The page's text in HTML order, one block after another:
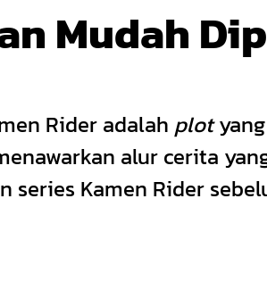
Mudah
Rider adalah plot
alur cerita
Kamen Rider